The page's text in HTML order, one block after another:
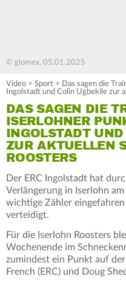
© glomex, 05.01.2025
Video > Sport > Das sagen die
Ingolstadt und Colin Ugbekile zur
DAS SAGEN DIE
ISERLOHNER
INGOLSTADT
ZUR AKTUELLEN
ROOSTERS
Der ERC Ingolstadt hat
Verlängerung in Iserlohn
wichtige Zähler
verteidigt.
Für die Iserlohn Roosters
Wochenende im
zumindest ein Punkt auf
French (ERC) und Doug